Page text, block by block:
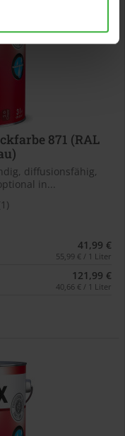
871 (RAL
diffusionsfähig,
in...
41,99 €
55,99 € / 1 Liter
121,99 €
40,66 € / 1 Liter